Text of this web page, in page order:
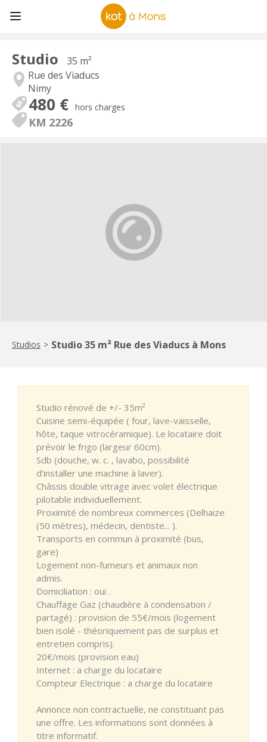
Studio
35 m²
Rue des Viaducs
Nimy
480 € hors charges
KM 2226
Studios > Studio 35 m² Rue des Viaducs à Mons
Studio rénové de +/- 35m²
Cuisine semi-équipée ( four, lave-vaisselle,
hôte, taque vitrocéramique). Le locataire doit
prévoir le frigo (largeur 60cm).
Sdb (douche, w. c. , lavabo, possibilité
d'installer une machine à laver).
Châssis double vitrage avec volet électrique
pilotable individuellement.
Proximité de nombreux commerces (Delhaize
(50 mètres), médecin, dentiste... ).
Transports en commun à proximité (bus,
gare)
Logement non-fumeurs et animaux non
admis.
Domiciliation : oui .
Chauffage Gaz (chaudière à condensation /
partagé) : provision de 55€/mois (logement
bien isolé - théoriquement pas de surplus et
entretien compris).
20€/mois (provision eau)
Internet : a charge du locataire
Compteur Electrique : a charge du locataire
Annonce non contractuelle, ne constituant pas
une offre. Les informations sont données à
titre informatif.